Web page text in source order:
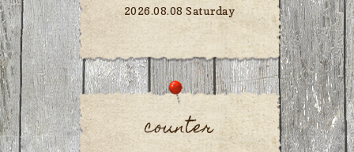
2026.08.08 Saturday
counter